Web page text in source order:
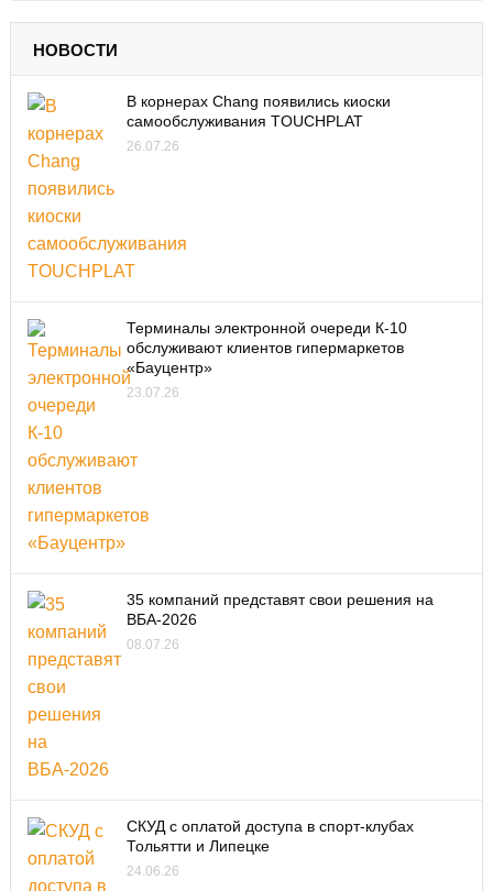
НОВОСТИ
В корнерах Chang появились киоски
самообслуживания TOUCHPLAT
26.07.26
Терминалы электронной очереди К-10
обслуживают клиентов гипермаркетов
«Бауцентр»
23.07.26
35 компаний представят свои решения на
ВБА-2026
08.07.26
СКУД с оплатой доступа в спорт-клубах
Тольятти и Липецке
24.06.26